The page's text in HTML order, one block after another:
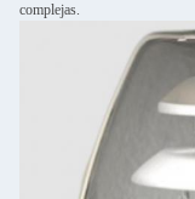
complejas.